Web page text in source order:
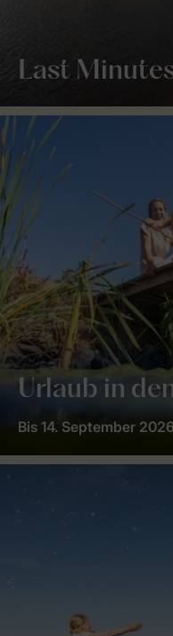
Last
Urlaub in
Bis 14. September 2026